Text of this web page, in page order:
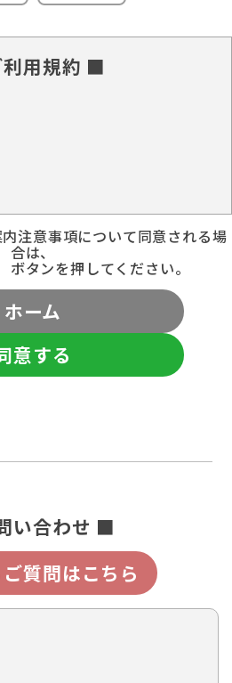
用規約 ■
注意事項について同意される場
合は、
ボタンを押してください。
ホーム
意する
い合わせ ■
質問はこちら